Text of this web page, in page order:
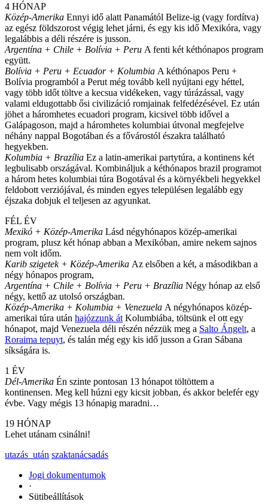
4 HÓNAP
Közép-Amerika Ennyi idő alatt Panamától Belize-ig (vagy fordítva)
az egész földszorost végig lehet járni, és egy kis idő Mexikóra, vagy
legalábbis a déli részére is jusson.
Argentína + Chile + Bolívia + Peru A fenti két kéthónapos program
együtt.
Bolívia + Peru + Ecuador + Kolumbia A kéthónapos Peru +
Bolívia programból a Perut még tovább kell nyújtani egy héttel,
vagy több időt töltve a kecsua vidékeken, vagy túrázással, vagy
valami eldugottabb ősi civilizáció romjainak felfedézésével. Ez után
jöhet a háromhetes ecuadori program, kicsivel több idővel a
Galápagoson, majd a háromhetes kolumbiai útvonal megfejelve
néhány nappal Bogotában és a fővárostól északra található
hegyekben.
Kolumbia + Brazília Ez a latin-amerikai partytúra, a kontinens két
legbulisabb országával. Kombináljuk a kéthónapos brazil programot
a három hetes kolumbiai túra Bogotával és a környékbeli hegyekkel
feldobott verziójával, és minden egyes településen legalább egy
éjszaka dobjuk el teljesen az agyunkat.
FÉL ÉV
Mexikó + Közép-Amerika Lásd négyhónapos közép-amerikai
program, plusz két hónap abban a Mexikóban, amire nekem sajnos
nem volt időm.
Karib szigetek + Közép-Amerika Az elsőben a két, a másodikban a
négy hónapos program,
Argentína + Chile + Bolívia + Peru + Brazília Négy hónap az első
négy, kettő az utolsó országban.
Közép-Amerika + Kolumbia + Venezuela A négyhónapos közép-
amerikai túra után hajózzunk át Kolumbiába, töltsünk el ott egy
hónapot, majd Venezuela déli részén nézzük meg a Salto Ángelt, a
Roraima tepuyt, és talán még egy kis idő jusson a Gran Sábana
síkságára is.
1 ÉV
Dél-Amerika Én szinte pontosan 13 hónapot töltöttem a
kontinensen. Meg kell húzni egy kicsit jobban, és akkor belefér egy
évbe. Vagy mégis 13 hónapig maradni…
19 HÓNAP
Lehet utánam csinálni!
utazás_után szaktanácsadás
Jogi dokumentumok
·
Sütibeállítások